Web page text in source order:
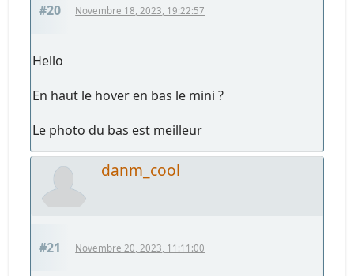
#20 Novembre 18, 2023, 19:22:57
Hello
En haut le hover en bas le mini ?
Le photo du bas est meilleur
danm_cool
#21 Novembre 20, 2023, 11:11:00